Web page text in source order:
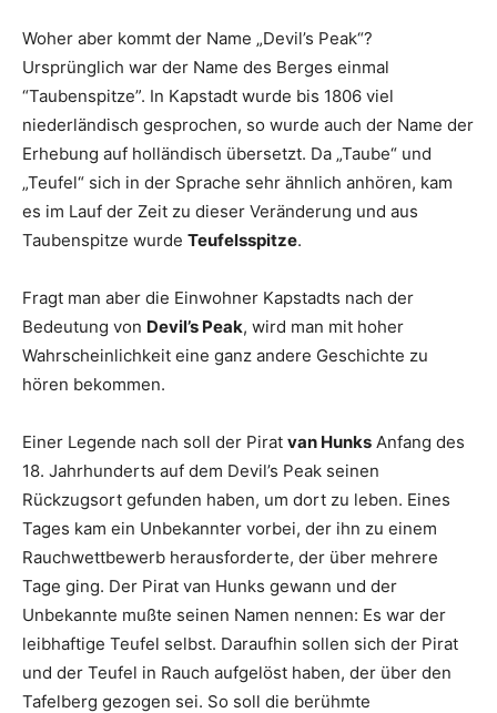
Woher aber kommt der Name „Devil’s Peak“?
Ursprünglich war der Name des Berges einmal
“Taubenspitze”. In Kapstadt wurde bis 1806 viel
niederländisch gesprochen, so wurde auch der Name der
Erhebung auf holländisch übersetzt. Da „Taube“ und
„Teufel“ sich in der Sprache sehr ähnlich anhören, kam
es im Lauf der Zeit zu dieser Veränderung und aus
Taubenspitze wurde Teufelsspitze.
Fragt man aber die Einwohner Kapstadts nach der
Bedeutung von Devil’s Peak, wird man mit hoher
Wahrscheinlichkeit eine ganz andere Geschichte zu
hören bekommen.
Einer Legende nach soll der Pirat van Hunks Anfang des
18. Jahrhunderts auf dem Devil’s Peak seinen
Rückzugsort gefunden haben, um dort zu leben. Eines
Tages kam ein Unbekannter vorbei, der ihn zu einem
Rauchwettbewerb herausforderte, der über mehrere
Tage ging. Der Pirat van Hunks gewann und der
Unbekannte mußte seinen Namen nennen: Es war der
leibhaftige Teufel selbst. Daraufhin sollen sich der Pirat
und der Teufel in Rauch aufgelöst haben, der über den
Tafelberg gezogen sei. So soll die berühmte